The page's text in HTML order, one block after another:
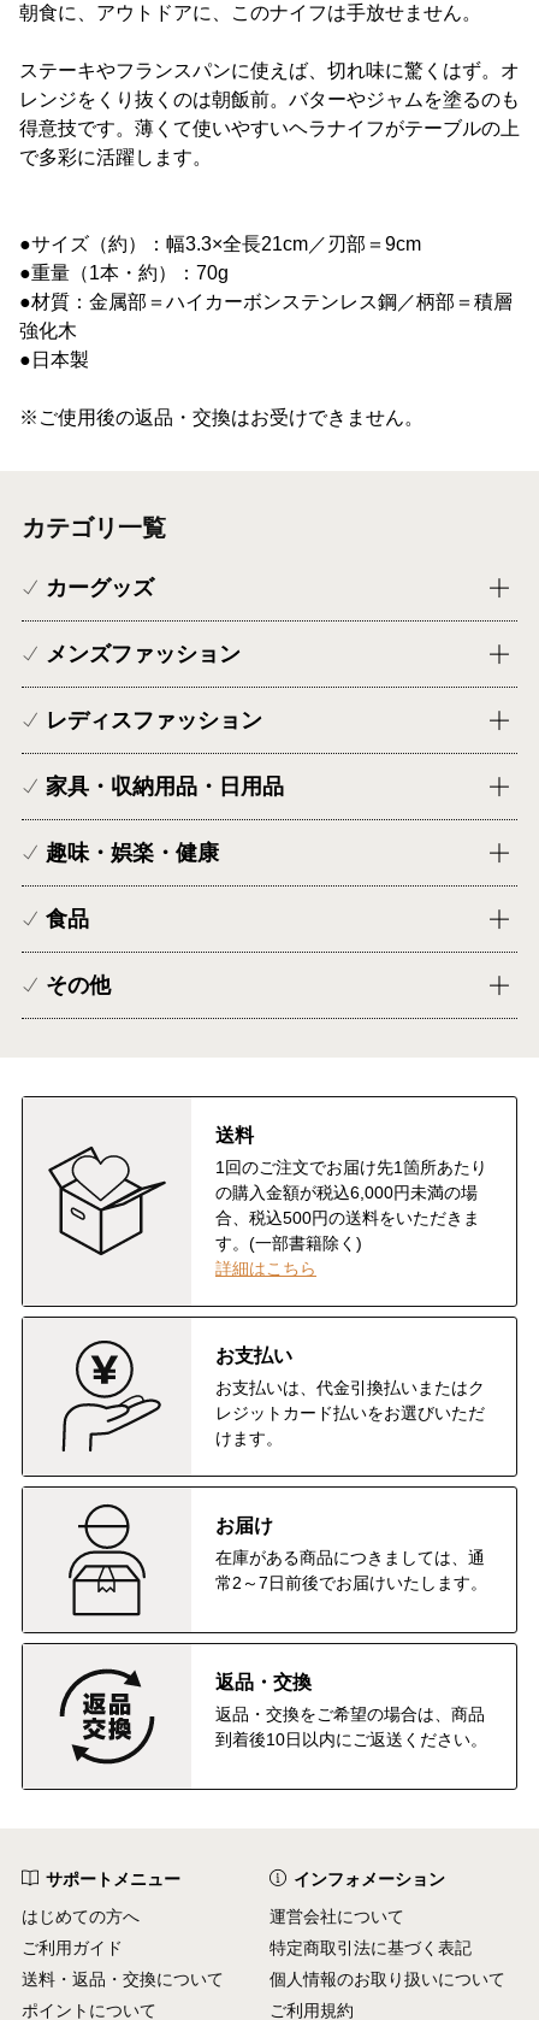
朝食に、アウトドアに、このナイフは手放せません。
ステーキやフランスパンに使えば、切れ味に驚くはず。オ
レンジをくり抜くのは朝飯前。バターやジャムを塗るのも
得意技です。薄くて使いやすいヘラナイフがテーブルの上
で多彩に活躍します。
●サイズ（約）：幅3.3×全長21cm／刃部＝9cm
●重量（1本・約）：70g
●材質：金属部＝ハイカーボンステンレス鋼／柄部＝積層
強化木
●日本製
※ご使用後の返品・交換はお受けできません。
カテゴリ一覧
カーグッズ
メンズファッション
レディスファッション
家具・収納用品・日用品
趣味・娯楽・健康
食品
その他
送料
1回のご注文でお届け先1箇所あたり
の購入金額が税込6,000円未満の場
合、税込500円の送料をいただきま
す。(一部書籍除く)
詳細はこちら
お支払い
お支払いは、代金引換払いまたはク
レジットカード払いをお選びいただ
けます。
お届け
在庫がある商品につきましては、通
常2～7日前後でお届けいたします。
返品・交換
返品・交換をご希望の場合は、商品
到着後10日以内にご返送ください。
サポートメニュー
はじめての方へ
ご利用ガイド
送料・返品・交換について
ポイントについて
インフォメーション
運営会社について
特定商取引法に基づく表記
個人情報のお取り扱いについて
ご利用規約